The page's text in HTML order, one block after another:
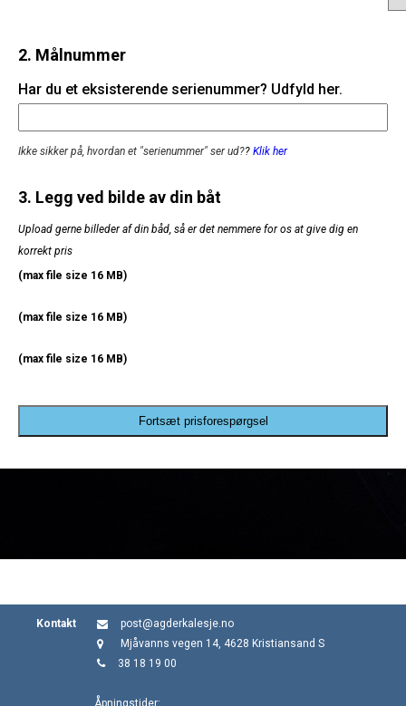
2. Målnummer
Har du et eksisterende serienummer? Udfyld her.
Ikke sikker på, hvordan et "serienummer" ser ud?? Klik her
3. Legg ved bilde av din båt
Upload gerne billeder af din båd, så er det nemmere for os at give dig en
korrekt pris
(max file size 16 MB)
(max file size 16 MB)
(max file size 16 MB)
Fortsæt prisforespørgsel
Kontakt
post@agderkalesje.no
Mjåvanns vegen 14, 4628 Kristiansand S
38 18 19 00
Åpningstider: